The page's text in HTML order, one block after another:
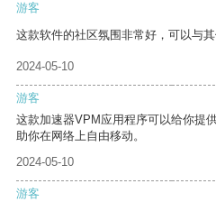
游客
这款软件的社区氛围非常好，可以与其
2024-05-10
游客
这款加速器VPM应用程序可以给你提
助你在网络上自由移动。
2024-05-10
游客